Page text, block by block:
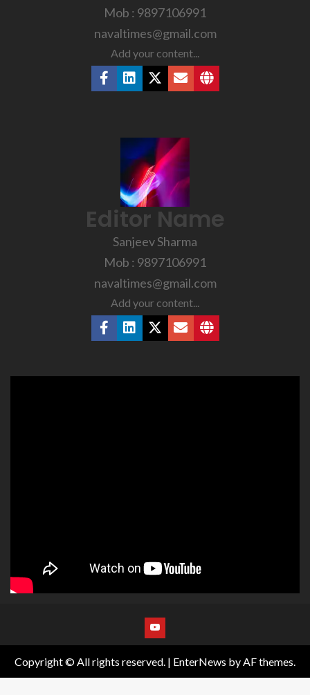
Mob : 9897106991
navaltimes@gmail.com
Add your content...
Editor Name
Sanjeev Sharma
Mob : 9897106991
navaltimes@gmail.com
Add your content...
Copyright © All rights reserved. | EnterNews by AF themes.